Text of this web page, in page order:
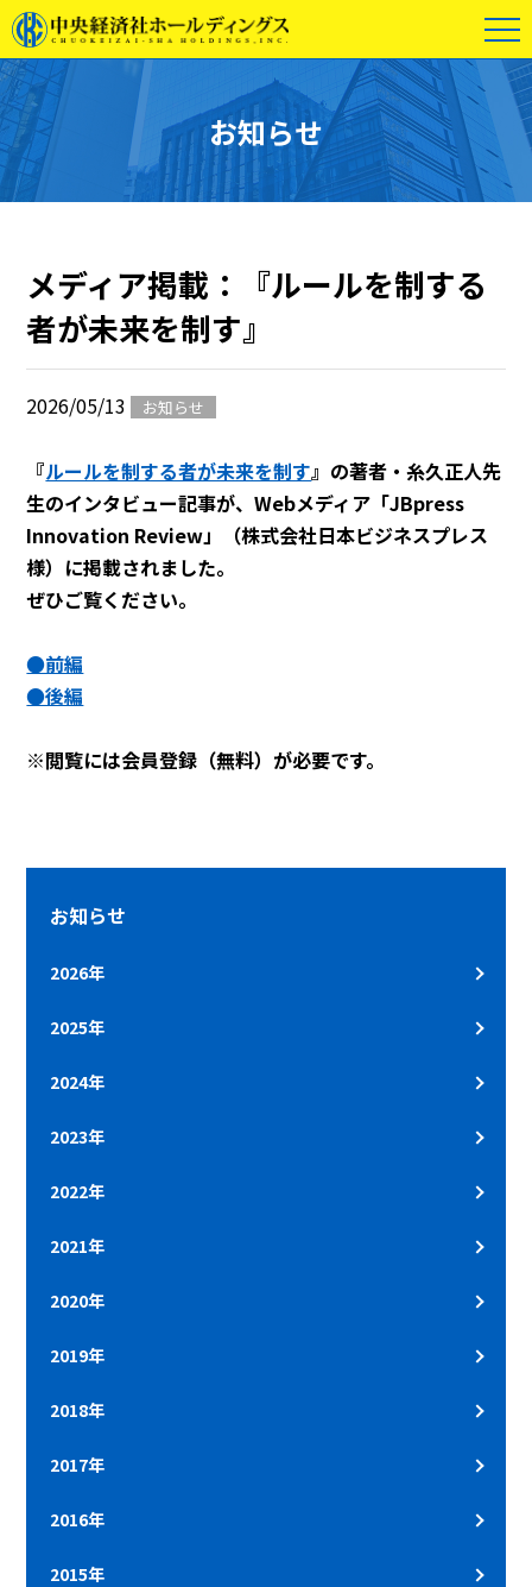
お知らせ
メディア掲載：『ルールを制する
者が未来を制す』
2026/05/13 お知らせ
『ルールを制する者が未来を制す』の著者・糸久正人先
生のインタビュー記事が、Webメディア「JBpress
Innovation Review」（株式会社日本ビジネスプレス
様）に掲載されました。
ぜひご覧ください。
●前編
●後編
※閲覧には会員登録（無料）が必要です。
お知らせ
2026年
2025年
2024年
2023年
2022年
2021年
2020年
2019年
2018年
2017年
2016年
2015年